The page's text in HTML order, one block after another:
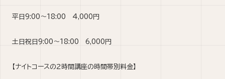
平日9:00～18:00 4,000円
土日祝日9:00～18:00 6,000円
【ナイトコースの２時間講座の時間帯別料金】